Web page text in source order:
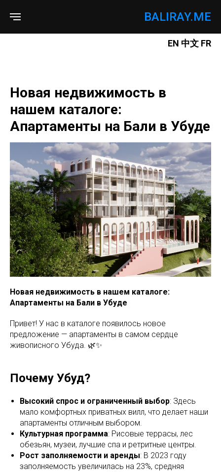
BALIRAY.ME
EN 中文 FR
Новая недвижимость в
нашем каталоге:
Апартаменты на Бали в Убуде
Новая недвижимость в нашем каталоге:
Апартаменты на Бали в Убуде
Привет! У нас в каталоге появилось новое
предложение — апартаменты в самом сердце
живописного Убуда. 🌿✨
Почему Убуд?
Высокий спрос и ограниченный выбор: Здесь
мало комфортных приватных вилл, что делает наши
апартаменты отличным выбором.
Культурная программа: Рисовые террасы, лес
обезьян, музеи, лучшие спа и ретритные центры.
Рост заполняемости и аренды: В 2023 году
заполняемость увеличилась на 23%, средняя